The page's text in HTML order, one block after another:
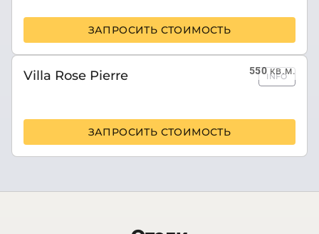
ЗАПРОСИТЬ СТОИМОСТЬ
550кв.м.
Villa Rose Pierre INFO
ЗАПРОСИТЬ СТОИМОСТЬ